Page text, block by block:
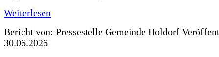
Weiterlesen
Bericht von: Pressestelle Gemeinde Holdorf
30.06.2026